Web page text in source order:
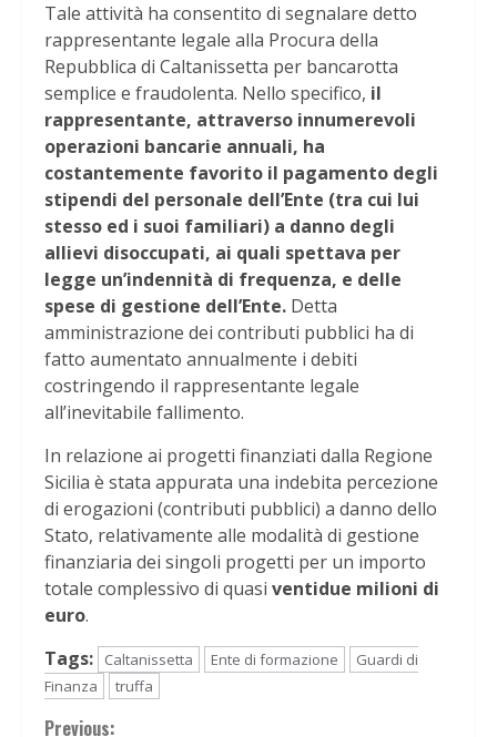
Tale attività ha consentito di segnalare detto
rappresentante legale alla Procura della
Repubblica di Caltanissetta per bancarotta
semplice e fraudolenta. Nello specifico, il
rappresentante, attraverso innumerevoli
operazioni bancarie annuali, ha
costantemente favorito il pagamento degli
stipendi del personale dell’Ente (tra cui lui
stesso ed i suoi familiari) a danno degli
allievi disoccupati, ai quali spettava per
legge un’indennità di frequenza, e delle
spese di gestione dell’Ente. Detta
amministrazione dei contributi pubblici ha di
fatto aumentato annualmente i debiti
costringendo il rappresentante legale
all’inevitabile fallimento.
In relazione ai progetti finanziati dalla Regione
Sicilia è stata appurata una indebita percezione
di erogazioni (contributi pubblici) a danno dello
Stato, relativamente alle modalità di gestione
finanziaria dei singoli progetti per un importo
totale complessivo di quasi ventidue milioni di
euro.
Tags:
Caltanissetta Ente di formazione
Guardi di
Finanza
truffa
Previous: